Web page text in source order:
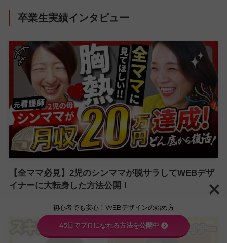
卒業生実績インタビュー
【全ママ必見】2児のシンママが脱サラしてWEBデザ
イナーに大転身した方法公開！
初心者でも安心！WEBデザインの始め方
45日でプロになれる方法を公開中